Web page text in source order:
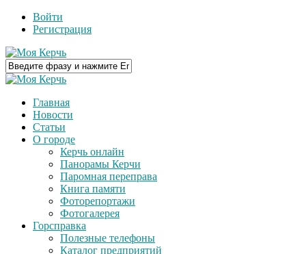
Войти
Регистрация
Главная
Новости
Статьи
О городе
Керчь онлайн
Панорамы Керчи
Паромная переправа
Книга памяти
Фоторепортажи
Фотогалерея
Горсправка
Полезные телефоны
Каталог предприятий